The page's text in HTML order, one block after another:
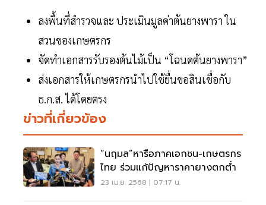
ลงพื้นที่สำรวจและ ประเมินมูลค่าต้นยางพารา ใน
สวนของเกษตรกร
จัดทำเอกสารรับรองต้นไม้เป็น “โฉนดต้นยางพารา”
ส่งเอกสารให้เกษตรกรนำไปใช้ยื่นขอสินเชื่อกับ
ธ.ก.ส. ได้โดยตรง
ข่าวที่เกี่ยวข้อง
“นฤมล”หารือภาคเอกชน-เกษตรกร
ไทย ร่วมแก้ปัญหาราคายางตกต่ำ
23 เม.ย. 2568 | 07:17 น.